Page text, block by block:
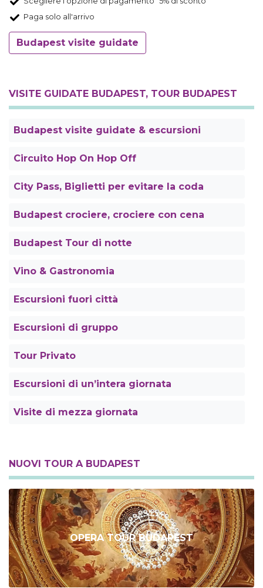
Paga solo all'arrivo
Budapest visite guidate
VISITE GUIDATE BUDAPEST, TOUR BUDAPEST
Budapest visite guidate & escursioni
Circuito Hop On Hop Off
City Pass, Biglietti per evitare la coda
Budapest crociere, crociere con cena
Budapest Tour di notte
Vino & Gastronomia
Escursioni fuori città
Escursioni di gruppo
Tour Privato
Escursioni di un’intera giornata
Visite di mezza giornata
NUOVI TOUR A BUDAPEST
OPERA TOUR BUDAPEST